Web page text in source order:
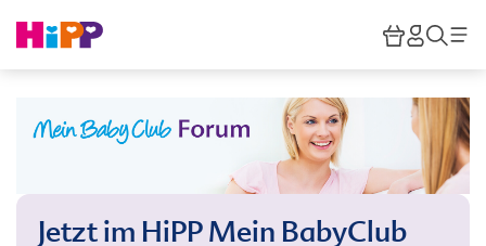
HiPP
Jetzt im HiPP Mein BabyClub